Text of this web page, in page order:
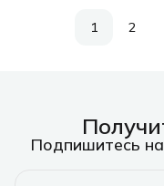
1 2
Подпишитесь